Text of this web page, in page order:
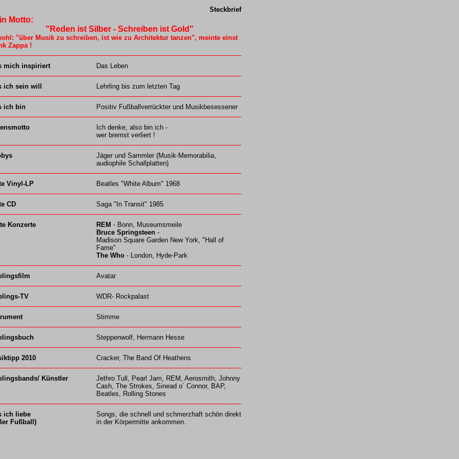
Steckbrief
Motto:
ist Silber - Schreiben ist Gold"
"über Musik zu schreiben, ist wie zu Architektur tanzen", meinte einst
Zappa !
mich inspiriert Das Leben
ich sein will Lehrling bis zum letzten Tag
ich bin Positiv Fußballverrückter und Musikbesessener
Ich denke, also bin ich -
wer bremst verliert !
Jäger und Sammler (Musik-Memorabilia,
audiophile Schallplatten)
Vinyl-LP Beatles "White Album" 1968
CD Saga "In Transit" 1985
Konzerte REM - Bonn, Museumsmeile
Bruce Springsteen -
Madison Square Garden New York, "Hall of
Fame"
The Who - London, Hyde-Park
Avatar
TV WDR- Rockpalast
Stimme
Steppenwolf, Hermann Hesse
2010 Cracker, The Band Of Heathens
Künstler
Jethro Tull, Pearl Jam, REM, Aerosmith, Johnny
Cash, The Strokes, Sinead o´ Connor, BAP,
Beatles, Rolling Stones
ich liebe
Fußball)
Songs, die schnell und schmerzhaft schön direkt
in der Körpermitte ankommen.